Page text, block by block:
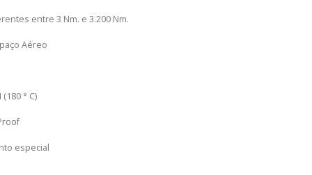
entre 3 Nm. e 3.200 Nm.
Aéreo
° C)
especial